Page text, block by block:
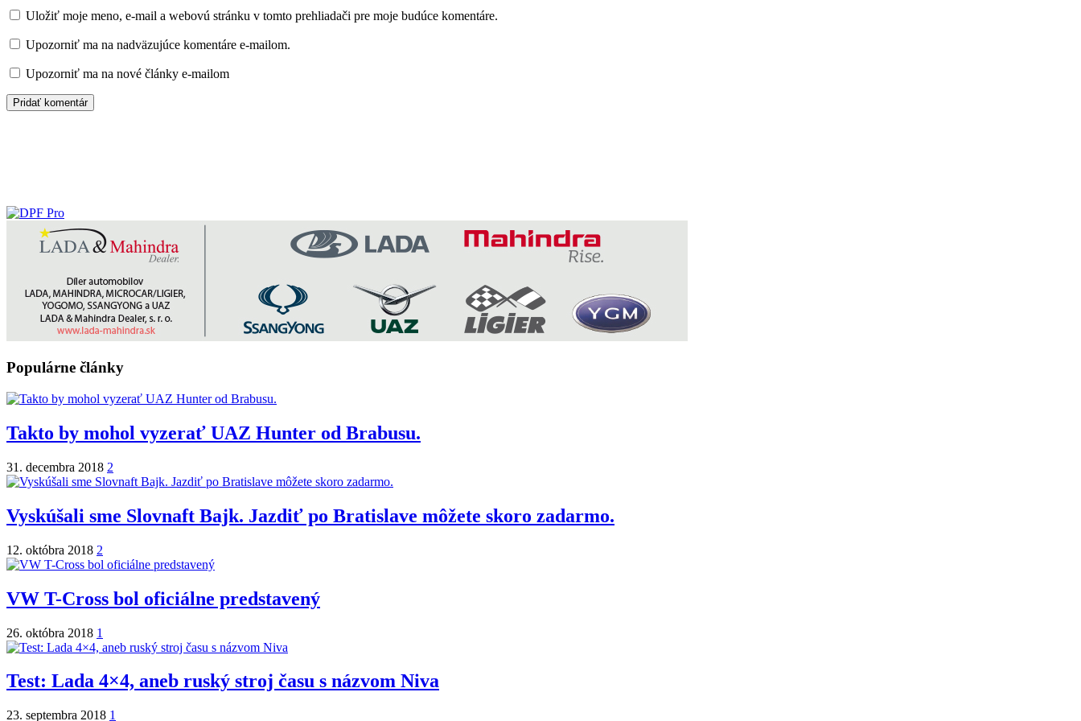
Uložiť moje meno, e-mail a webovú stránku v tomto prehliadači pre moje budúce komentáre.
Upozorniť ma na nadväzujúce komentáre e-mailom.
Upozorniť ma na nové články e-mailom
Populárne články
Takto by mohol vyzerať UAZ Hunter od Brabusu.
31. decembra 2018 2
Vyskúšali sme Slovnaft Bajk. Jazdiť po Bratislave môžete skoro zadarmo.
12. októbra 2018 2
VW T-Cross bol oficiálne predstavený
26. októbra 2018 1
Test: Lada 4×4, aneb ruský stroj času s názvom Niva
23. septembra 2018 1